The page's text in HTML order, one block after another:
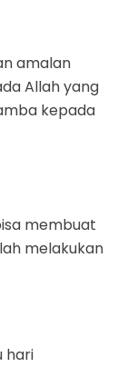
amalan
Allah yang
kepada
membuat
melakukan
hari